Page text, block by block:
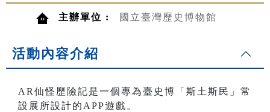
主辦單位 : 國立臺灣歷史博物館
活動內容介紹
AR仙怪歷險記是一個專為臺史博「斯土斯民」常
設展所設計的APP遊戲。